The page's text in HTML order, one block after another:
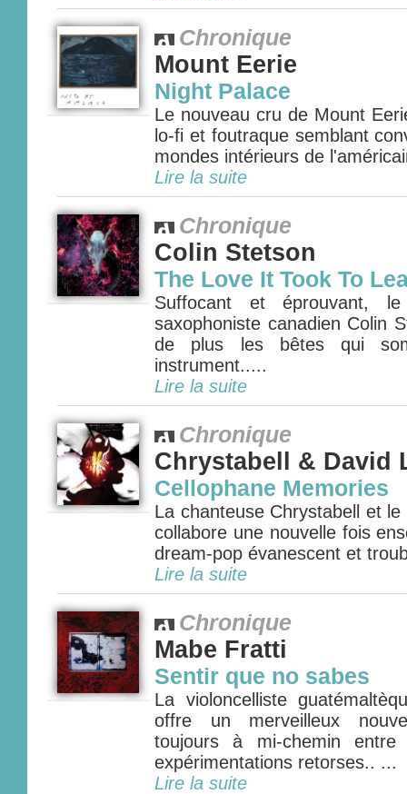
Chronique
Mount Eerie
Night Palace
Le nouveau cru de Mount
lo-fi et foutraque semblant
mondes intérieurs de
Lire la suite
Chronique
Colin Stetson
The Love It Took To
Suffocant et éprouvant,
saxophoniste canadien Colin
de plus les bêtes qui
instrument.....
Lire la suite
Chronique
Chrystabell & David
Cellophane Memories
La chanteuse Chrystabell et
collabore une nouvelle fois
dream-pop évanescent et
Lire la suite
Chronique
Mabe Fratti
Sentir que no sabes
La violoncelliste
offre un merveilleux
toujours à mi-chemin
expérimentations retorses.. ...
Lire la suite